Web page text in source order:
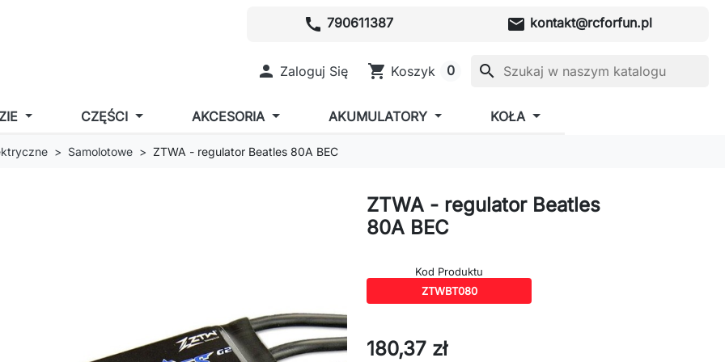
call 790611387 mail kontakt@rcforfun.pl
 Zaloguj Się shopping_cart Koszyk 0 search
CZĘŚCI AKCESORIA AKUMULATORY KOŁA
Samolotowe ZTWA - regulator Beatles 80A BEC
ZTWA - regulator Beatles
80A BEC
Kod Produktu
ZTWBT080
180,37 zł